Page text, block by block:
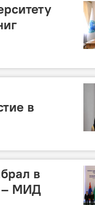
в
в
– МИД